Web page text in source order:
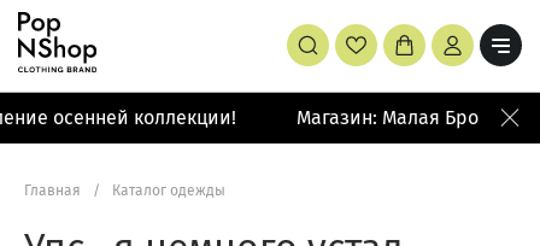
осенней коллекции! Магазин: Малая Бронная
Главная / Каталог одежды